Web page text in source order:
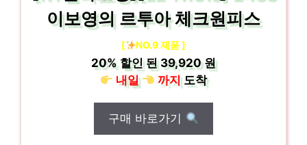
이보영의 르투아 체크원피스
[ NO.9 제품 ]
20%할인 된39,920 원
내일
까지도착
구매 바로가기